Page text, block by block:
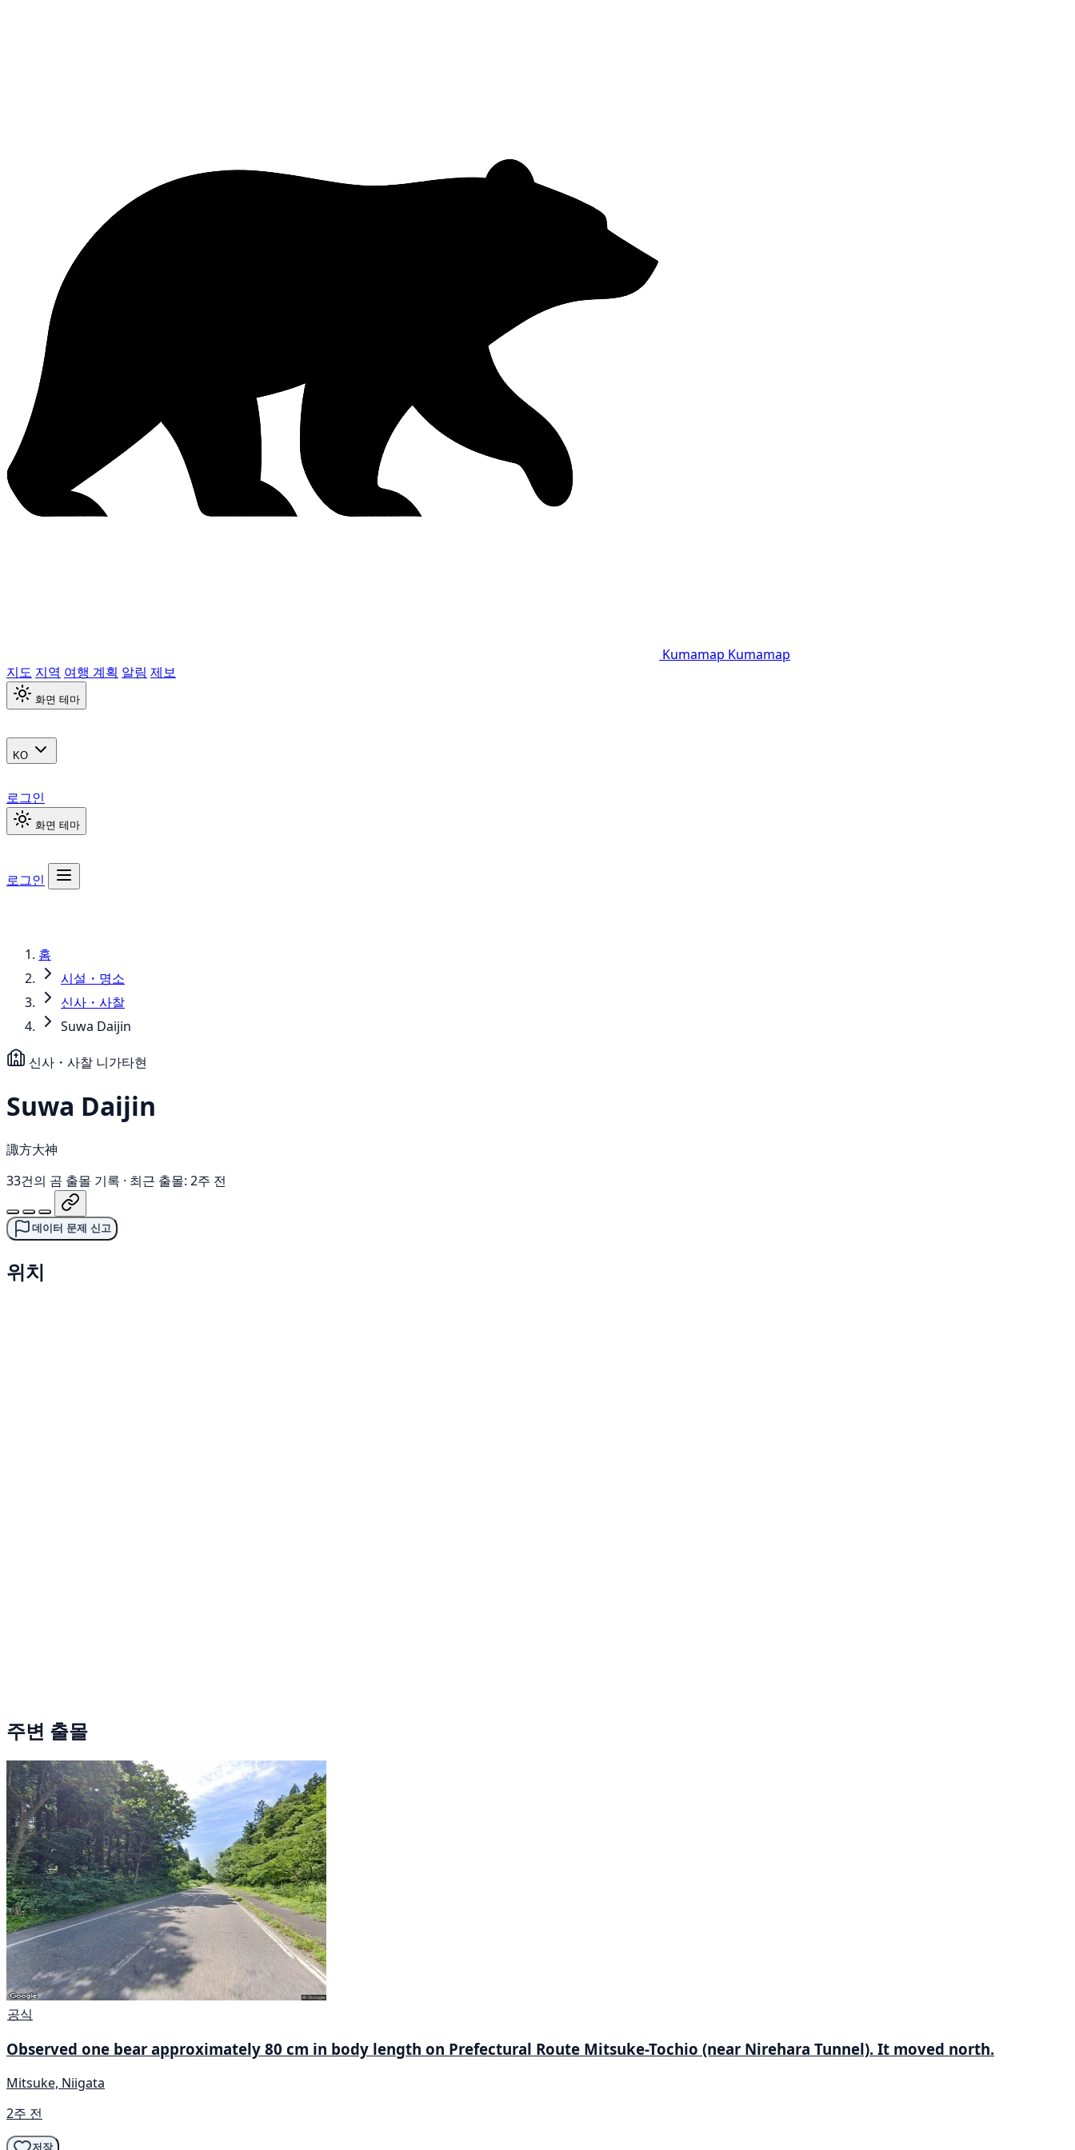
Kumamap Kumamap
지도 지역 여행 계획 알림 제보
화면 테마
KO
로그인
화면 테마
로그인
홈
시설・명소
신사・사찰
Suwa Daijin
신사・사찰 니가타현
Suwa Daijin
諏方大神
33건의 곰 출몰 기록 · 최근 출몰: 2주 전
데이터 문제 신고
위치
주변 출몰
공식
Observed one bear approximately 80 cm in body length on Prefectural Route Mitsuke-Tochio (near Nirehara Tunnel). It moved north.
Mitsuke, Niigata
2주 전
저장